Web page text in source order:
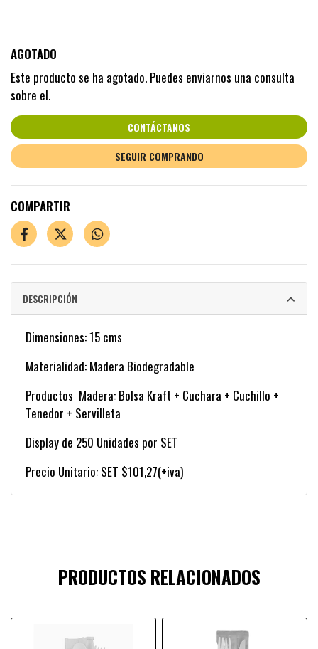
AGOTADO
Este producto se ha agotado. Puedes enviarnos una consulta
sobre el.
CONTÁCTANOS
SEGUIR COMPRANDO
COMPARTIR
DESCRIPCIÓN
Dimensiones: 15 cms
Materialidad: Madera Biodegradable
Productos Madera: Bolsa Kraft + Cuchara + Cuchillo +
Tenedor + Servilleta
Display de 250 Unidades por SET
Precio Unitario: SET $101,27(+iva)
PRODUCTOS RELACIONADOS